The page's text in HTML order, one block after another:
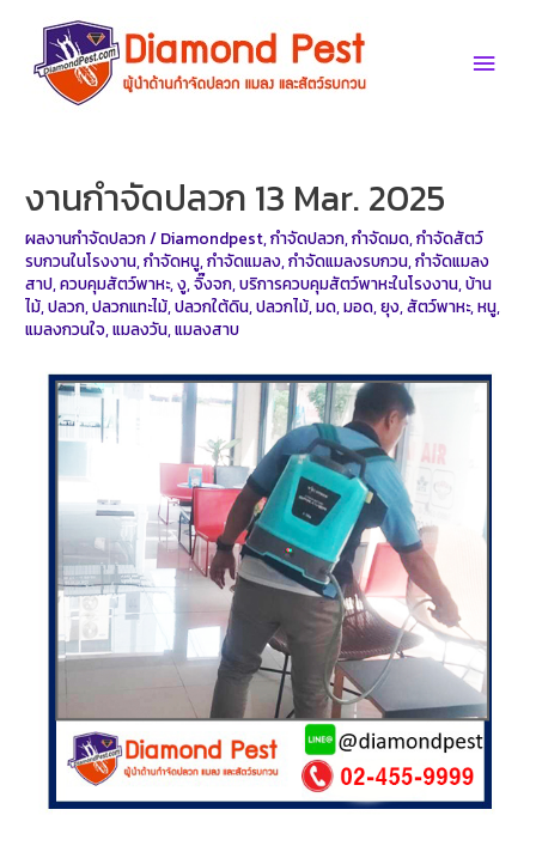
content
Main
งานกำจัดปลวก 13 Mar. 2025
ผลงานกำจัดปลวก/ Diamondpest,กำจัดปลวก,กำจัดมด,กำจัดสัตว์
รบกวนในโรงงาน,กำจัดหนู,กำจัดแมลง,กำจัดแมลงรบกวน,กำจัดแมลง
สาป,ควบคุมสัตว์พาหะ,งู,จิ๊งจก,บริการควบคุมสัตว์พาหะในโรงงาน,บ้าน
ไม้,ปลวก,ปลวกแทะไม้,ปลวกใต้ดิน,ปลวกไม้,มด,มอด,ยุง,สัตว์พาหะ,หนู,
แมลงกวนใจ,แมลงวัน,แมลงสาบ